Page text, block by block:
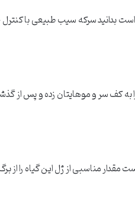
بدانید سرکه سیب طبیعی با
مناسبی از ژل این گیاه را از